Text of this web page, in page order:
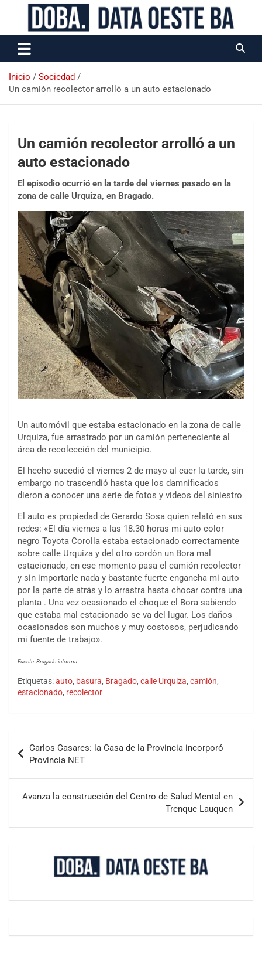
Data Oeste BA
Inicio
Sociedad
Un camión recolector arrolló a un auto estacionado
Un camión recolector arrolló a un
auto estacionado
El episodio ocurrió en la tarde del viernes pasado en la
zona de calle Urquiza, en Bragado.
Un automóvil que estaba estacionado en la zona de calle
Urquiza, fue arrastrado por un camión perteneciente al
área de recolección del municipio.
El hecho sucedió el viernes 2 de mayo al caer la tarde, sin
embargo no trascendió hasta que los damnificados
dieron a conocer una serie de fotos y videos del siniestro
El auto es propiedad de Gerardo Sosa quien relató en sus
redes: «El día viernes a las 18.30 horas mi auto color
negro Toyota Corolla estaba estacionado correctamente
sobre calle Urquiza y del otro cordón un Bora mal
estacionado, en ese momento pasa el camión recolector
y sin importarle nada y bastante fuerte engancha mi auto
por la parte de atrás y lo arrastra hasta chocar contra una
planta . Una vez ocasionado el choque el Bora sabiendo
que estaba mal estacionado se va del lugar. Los daños
ocasionados son muchos y muy costosos, perjudicando
mi fuente de trabajo».
Fuente: Bragado informa
Etiquetas:auto, basura, Bragado, calle Urquiza, camión,
estacionado, recolector
Carlos Casares: la Casa de la Provincia incorporó
Provincia NET
Avanza la construcción del Centro de Salud Mental en
Trenque Lauquen